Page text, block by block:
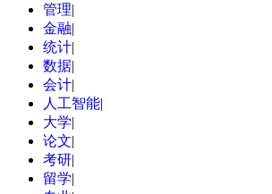
管理|
金融|
统计|
数据|
会计|
人工智能|
大学|
论文|
考研|
留学|